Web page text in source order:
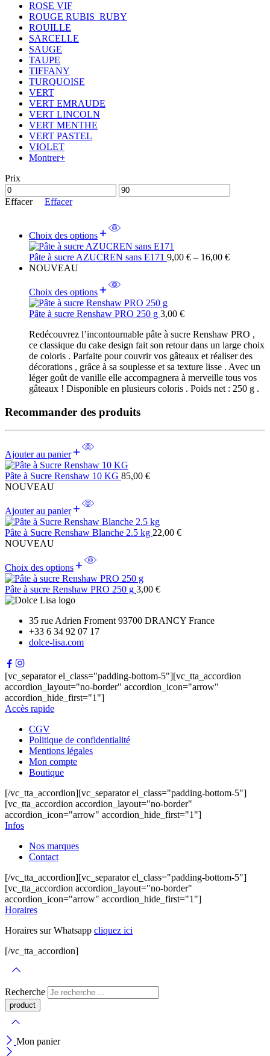
ROSE VIF
ROUGE RUBIS_RUBY
ROUILLE
SARCELLE
SAUGE
TAUPE
TIFFANY
TURQUOISE
VERT
VERT EMRAUDE
VERT LINCOLN
VERT MENTHE
VERT PASTEL
VIOLET
Montrer+
Prix
Effacer Effacer
Choix des options
Pâte à sucre AZUCREN sans E171 9,00 € – 16,00 €Price
NOUVEAU
Choix des options
Pâte à sucre Renshaw PRO 250 g 3,00 €
Redécouvrez l’incontournable pâte à sucre Renshaw PRO ,
ce classique du cake design fait son retour dans un large choix
de coloris . Parfaite pour couvrir vos gâteaux et réaliser des
décorations , grâce à sa souplesse et sa texture lisse . Avec un
léger goût de vanille elle accompagnera à merveille tous vos
gâteaux ! Disponible en plusieurs coloris . Poids net : 250 g .
Recommander des produits
Ajouter au panier
Pâte à Sucre Renshaw 10 KG 85,00 €
NOUVEAU
Ajouter au panier
Pâte à Sucre Renshaw Blanche 2.5 kg 22,00 €
NOUVEAU
Choix des options
Pâte à sucre Renshaw PRO 250 g 3,00 €
35 rue Adrien Froment 93700 DRANCY France
+33 6 34 92 07 17
dolce-lisa.com
[vc_separator el_class="padding-bottom-5"][vc_tta_accordion
accordion_layout="no-border" accordion_icon="arrow"
accordion_hide_first="1"]
Accès rapide
CGV
Politique de confidentialité
Mentions légales
Mon compte
Boutique
[/vc_tta_accordion][vc_separator el_class="padding-bottom-5"]
[vc_tta_accordion accordion_layout="no-border"
accordion_icon="arrow" accordion_hide_first="1"]
Infos
Nos marques
Contact
[/vc_tta_accordion][vc_separator el_class="padding-bottom-5"]
[vc_tta_accordion accordion_layout="no-border"
accordion_icon="arrow" accordion_hide_first="1"]
Horaires
Horaires sur Whatsapp cliquez ici
[/vc_tta_accordion]
Recherche
Mon panier